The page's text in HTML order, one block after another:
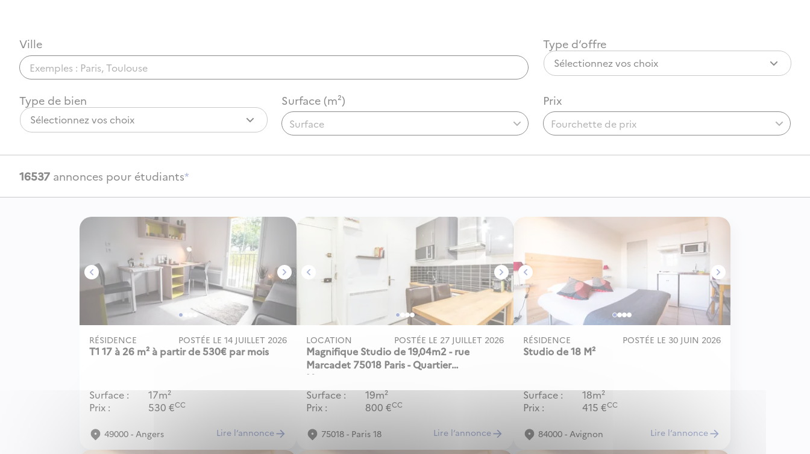
Ville Type d‘offre
Sélectionnez vos choix
Type de bien
Sélectionnez vos choix
Surface (m²)
Surface
Prix
Fourchette de prix
16537 annonces pour étudiants*
T1 17 à 26 m² à partir de 530€ par mois
RÉSIDENCE POSTÉE LE 14 JUILLET 2026
Surface
17m²
Prix
530 €CC
49000 - Angers Lire l‘annonce
Magnifique Studio de 19,04m2 - rue
Marcadet 75018 Paris - Quartier
Montmartre
LOCATION POSTÉE LE 27 JUILLET 2026
Surface
19m²
Prix
800 €CC
75018 - Paris 18 Lire l‘annonce
Studio de 18 M²
RÉSIDENCE POSTÉE LE 30 JUIN 2026
Surface
18m²
Prix
415 €CC
84000 - Avignon Lire l‘annonce